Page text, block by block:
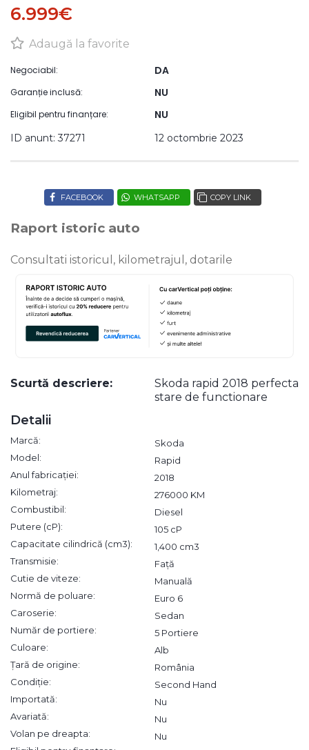
6.999€
Adaugă la favorite
Negociabil: DA
Garanție inclusă: NU
Eligibil pentru finanțare: NU
ID anunt: 37271 12 octombrie 2023
FACEBOOK WHATSAPP COPY LINK
Raport istoric auto
Consultati istoricul, kilometrajul, dotarile
Scurtă descriere:
Skoda rapid 2018 perfecta
stare de functionare
Detalii
Marcă:
Skoda
Model:
Rapid
Anul fabricației:
2018
Kilometraj:
276000 KM
Combustibil:
Diesel
Putere (cP):
105 cP
Capacitate cilindrică (cm3):
1,400 cm3
Transmisie:
Față
Cutie de viteze:
Manuală
Normă de poluare:
Euro 6
Caroserie:
Sedan
Număr de portiere:
5 Portiere
Culoare:
Alb
Țară de origine:
România
Condiție:
Second Hand
Importată:
Nu
Avariată:
Nu
Volan pe dreapta:
Nu